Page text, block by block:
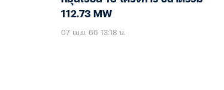
112.73 MW
07 เม.ย. 66 13:18 น.